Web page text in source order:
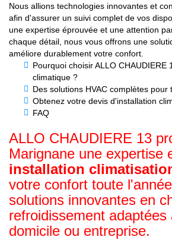
Nous allions technologies innovantes et
afin d'assurer un suivi complet de vos
une expertise éprouvée et une attention
chaque détail, nous vous offrons une
améliore durablement votre confort.
Pourquoi choisir ALLO CHAUDIERE
climatique ?
Des solutions HVAC complètes pour
Obtenez votre devis d'installation
FAQ
ALLO CHAUDIERE 13
Marignane une expertise
installation
votre confort toute
solutions innovantes en
refroidissement adaptées
domicile ou entreprise.